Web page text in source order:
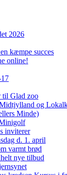
2026
kæmpe succes
online!
til Glad zoo
og
Minde)
inviterer
d. 1. april
varmt brød
nye tilbud